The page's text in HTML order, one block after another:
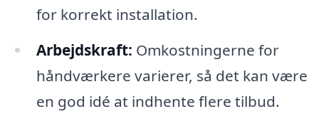
for korrekt installation.
Arbejdskraft: Omkostningerne for
håndværkere varierer, så det kan være
en god idé at indhente flere tilbud.